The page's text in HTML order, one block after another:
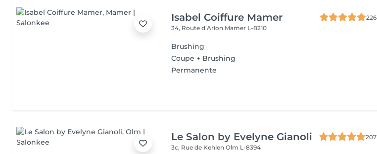
Isabel Coiffure Mamer
226
34, Route d’Arlon Mamer L-8210
Brushing
Coupe + Brushing
Permanente
Le Salon by Evelyne Gianoli
207
3c, Rue de KehlenOlm L-8394